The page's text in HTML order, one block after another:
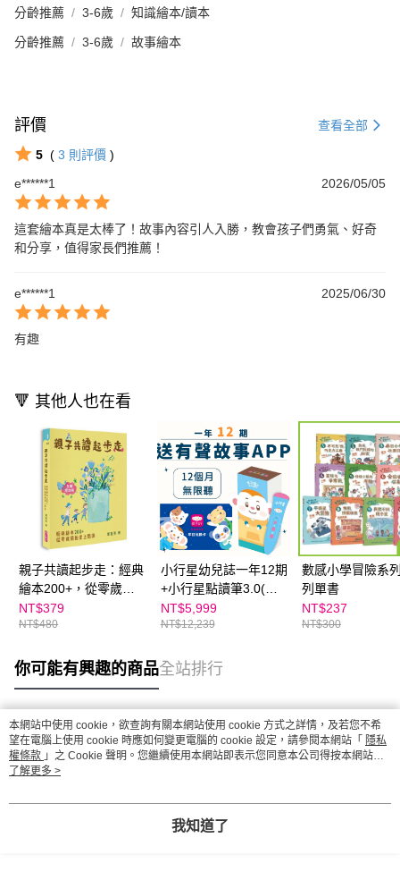
分齡推薦 3-6歲 知識繪本/讀本
分齡推薦 3-6歲 故事繪本
評價 查看全部
5 ( 3 則評價 )
e******1
2026/05/05
這套繪本真是太棒了！故事內容引人入勝，教會孩子們勇氣、好奇
和分享，值得家長們推薦！
e******1 2025/06/30
有趣
🔻 其他人也在看
親子共讀起步走：經典
繪本200+，從零歲開
始讓孩子愛上閱讀(全
新增訂版)
NT$379
NT$480
小行星幼兒誌一年12期
+小行星點讀筆3.0(充
電版)+親子天下有聲故
事書APP 12個月
NT$5,999
NT$12,239
數感小學冒險系
列單書
NT$237
NT$300
你可能有興趣的商品全站排行
熱門標籤
本網站中使用 cookie，欲查詢有關本網站使用 cookie 方式之詳情，及若您不希
望在電腦上使用 cookie 時應如何變更電腦的 cookie 設定，請參閱本網站「 隱私
權條款 」之 Cookie 聲明。您繼續使用本網站即表示您同意本公司得按本網站使
用條款之 Cookie 聲明使用 cookie。
了解更多 >
我知道了